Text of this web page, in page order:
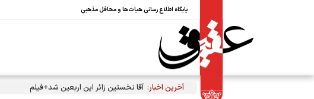
پایگاه اطلاع رسانی هیات‌ها و محافل مذهبی
آخرین اخبار: آقا نخستین زائر این اربعین شد+فیلم